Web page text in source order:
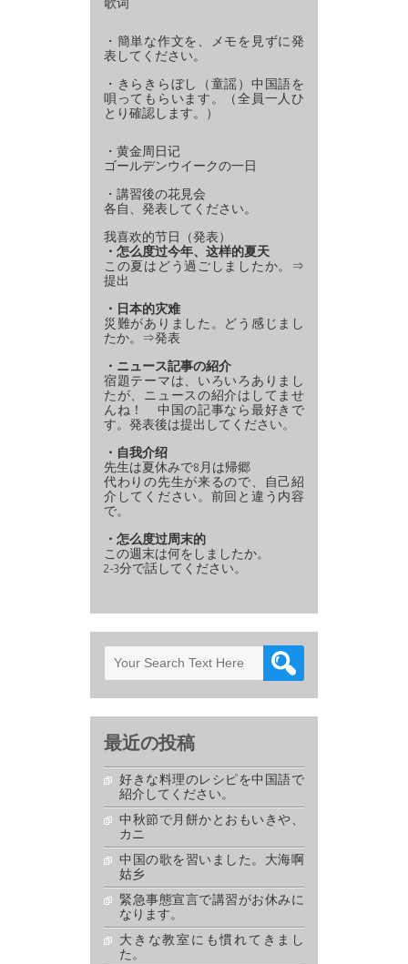
歌词
・簡単な作文を、メモを見ずに発
表してください。
・きらきらぼし（童謡）中国語を
唄ってもらいます。（全員一人ひ
とり確認します。）
・黄金周日记
ゴールデンウイークの一日
・講習後の花見会
各自、発表してください。
我喜欢的节日（発表）
・怎么度过今年、这样的夏天
この夏はどう過ごしましたか。⇒
提出
・日本的灾难
災難がありました。どう感じまし
たか。⇒発表
・ニュース記事の紹介
宿題テーマは、いろいろありまし
たが、ニュースの紹介はしてませ
んね！ 中国の記事なら最好きで
す。発表後は提出してください。
・自我介绍
先生は夏休みで8月は帰郷
代わりの先生が来るので、自己紹
介してください。前回と違う内容
で。
・怎么度过周末的
この週末は何をしましたか。
2-3分で話してください。
最近の投稿
好きな料理のレシピを中国語で
紹介してください。
中秋節で月餅かとおもいきや、
カニ
中国の歌を習いました。大海啊
姑乡
緊急事態宣言で講習がお休みに
なります。
大きな教室にも慣れてきまし
た。